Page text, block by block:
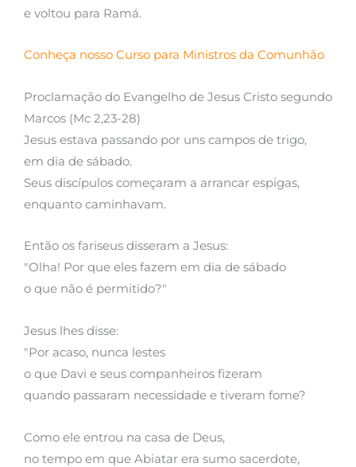
e voltou para Ramá.
Conheça nosso Curso para Ministros da Comunhão
Proclamação do Evangelho de Jesus Cristo segundo
Marcos (Mc 2,23-28)
Jesus estava passando por uns campos de trigo,
em dia de sábado.
Seus discípulos começaram a arrancar espigas,
enquanto caminhavam.
Então os fariseus disseram a Jesus:
"Olha! Por que eles fazem em dia de sábado
o que não é permitido?"
Jesus lhes disse:
"Por acaso, nunca lestes
o que Davi e seus companheiros fizeram
quando passaram necessidade e tiveram fome?
Como ele entrou na casa de Deus,
no tempo em que Abiatar era sumo sacerdote,